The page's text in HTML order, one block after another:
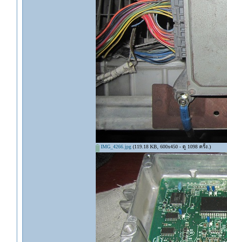
IMG_4266.jpg(119.18 KB, 600x450 - ดู 1098 ครั้ง.)